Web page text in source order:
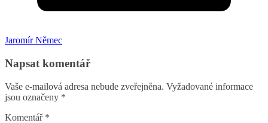
Jaromír Němec
Napsat komentář
Vaše e-mailová adresa nebude zveřejněna. Vyžadované informace
jsou označeny *
Komentář *